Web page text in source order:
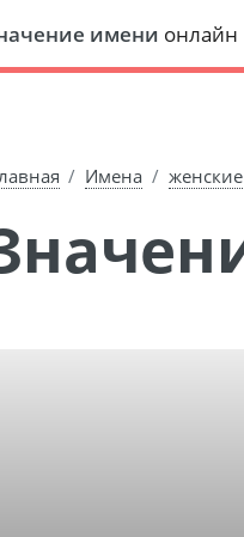
имени онлайн
Имена женские